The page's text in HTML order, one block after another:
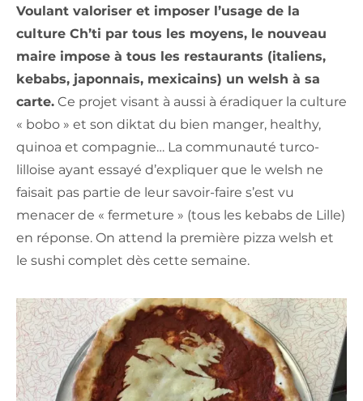
Voulant valoriser et imposer l’usage de la
culture Ch’ti par tous les moyens, le nouveau
maire impose à tous les restaurants (italiens,
kebabs, japonnais, mexicains) un welsh à sa
carte. Ce projet visant à aussi à éradiquer la culture
« bobo » et son diktat du bien manger, healthy,
quinoa et compagnie… La communauté turco-
lilloise ayant essayé d’expliquer que le welsh ne
faisait pas partie de leur savoir-faire s’est vu
menacer de « fermeture » (tous les kebabs de Lille)
en réponse. On attend la première pizza welsh et
le sushi complet dès cette semaine.